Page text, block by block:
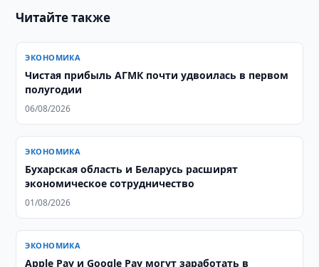
Читайте также
ЭКОНОМИКА
Чистая прибыль АГМК почти удвоилась в первом
полугодии
06/08/2026
ЭКОНОМИКА
Бухарская область и Беларусь расширят
экономическое сотрудничество
01/08/2026
ЭКОНОМИКА
Apple Pay и Google Pay могут заработать в